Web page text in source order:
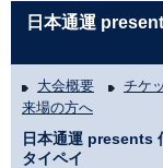
日本通運
大会概要 チケ
来場の方へ
日本通運 presents
タイペイ